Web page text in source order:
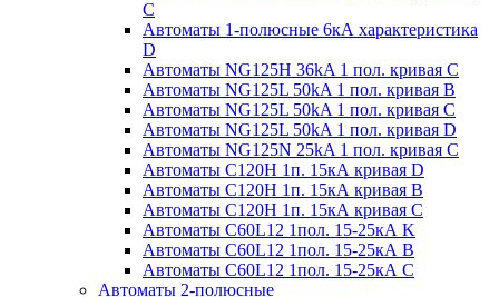
C
Автоматы 1-полюсные 6кА характеристика
D
Автоматы NG125H 36kA 1 пол. кривая C
Автоматы NG125L 50kA 1 пол. кривая B
Автоматы NG125L 50kA 1 пол. кривая C
Автоматы NG125L 50kA 1 пол. кривая D
Автоматы NG125N 25kA 1 пол. кривая C
Автоматы С120H 1п. 15кА кривая D
Автоматы С120H 1п. 15кА кривая В
Автоматы С120H 1п. 15кА кривая С
Автоматы С60L12 1пол. 15-25кА K
Автоматы С60L12 1пол. 15-25кА В
Автоматы С60L12 1пол. 15-25кА С
Автоматы 2-полюсные